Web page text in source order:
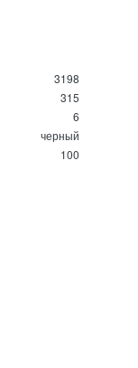
3198
315
6
черный
100